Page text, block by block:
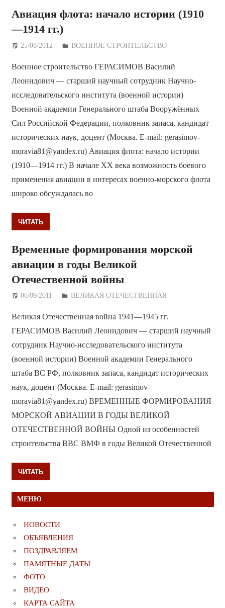
Авиация флота: начало истории (1910
—1914 гг.)
25/08/2012 Дежурный по Редакции
ВОЕННОЕ СТРОИТЕЛЬСТВО
Военное строительство ГЕРАСИМОВ Василий
Леонидович — старший научный сотрудник Научно-
исследовательского института (военной истории)
Военной академии Генерального штаба Вооружённых
Сил Российской Федерации, полковник запаса, кандидат
исторических наук, доцент (Москва. E-mail: gerasimov-
moravia81@yandex.ru) Авиация флота: начало истории
(1910—1914 гг.) В начале ХХ века возможность боевого
применения авиации в интересах военно-морского флота
широко обсуждалась во
ЧИТАТЬ
Временные формирования морской
авиации в годы Великой
Отечественной войны
06/09/2011 Дежурный по Редакции
ВЕЛИКАЯ ОТЕЧЕСТВЕННАЯ
Великая Отечественная война 1941—1945 гг.
ГЕРАСИМОВ Василий Леонидович — старший научный
сотрудник Научно-исследовательского института
(военной истории) Военной академии Генерального
штаба ВС РФ, полковник запаса, кандидат исторических
наук, доцент (Москва. E-mail: gerasimov-
moravia81@yandex.ru) ВРЕМЕННЫЕ ФОРМИРОВАНИЯ
МОРСКОЙ АВИАЦИИ В ГОДЫ ВЕЛИКОЙ
ОТЕЧЕСТВЕННОЙ ВОЙНЫ Одной из особенностей
строительства ВВС ВМФ в годы Великой Отечественной
ЧИТАТЬ
МЕНЮ
НОВОСТИ
ОБЪЯВЛЕНИЯ
ПОЗДРАВЛЯЕМ
ПАМЯТНЫЕ ДАТЫ
ФОТО
ВИДЕО
КАРТА САЙТА